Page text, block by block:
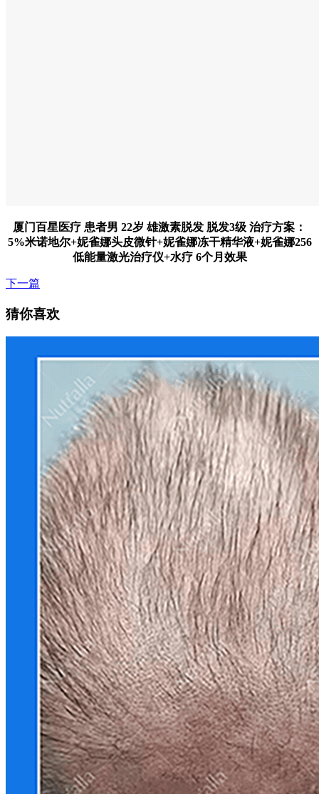
厦门百星医疗 患者男 22岁 雄激素脱发 脱发3级 治疗方案：
5%米诺地尔+妮雀娜头皮微针+妮雀娜冻干精华液+妮雀娜256
低能量激光治疗仪+水疗 6个月效果
下一篇
猜你喜欢